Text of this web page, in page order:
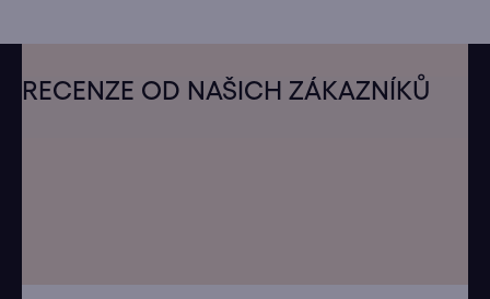
RECENZE OD NAŠICH ZÁKAZNÍKŮ